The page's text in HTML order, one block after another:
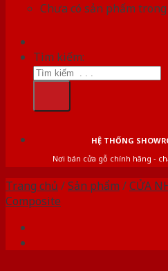
Chưa có sản phẩm
Tìm kiếm:
HỆ THỐNG
Nơi bán cửa gỗ chính hãng -
Trang chủ /Sản phẩm /CỬA
Composite